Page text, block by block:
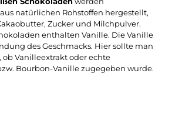
natürlichen Rohstoffen hergestellt,
Zucker und Milchpulver.
enthalten Vanille. Die Vanille
des Geschmacks. Hier sollte man
ob Vanilleextrakt oder echte
Bourbon-Vanille zugegeben wurde.